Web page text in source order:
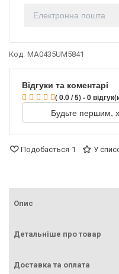
Код: MA0435UM5841
Відгуки та коментарі
( 0.0 / 5) - 0
Будьте першим,
Подобається 1 У
Опис
Детальніше про товар
Доставка та оплата